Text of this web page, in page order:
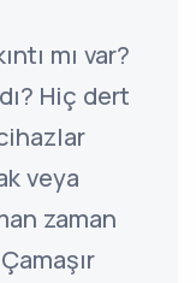
mı var?
Hiç dert
veya
zaman